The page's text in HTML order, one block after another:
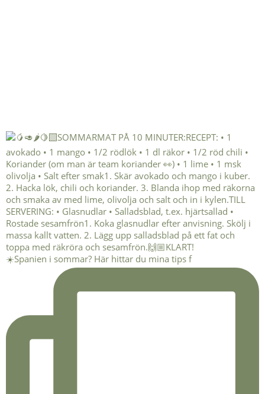
☀️Spanien i sommar? Här hittar du mina tips f